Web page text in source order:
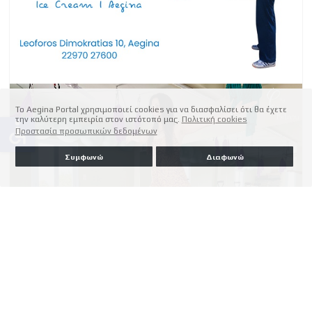
Το Aegina Portal χρησιμοποιεί cookies για να διασφαλίσει ότι θα έχετε
την καλύτερη εμπειρία στον ιστότοπό μας. Πολιτική cookies
Προστασία προσωπικών δεδομένων
Συμφωνώ Διαφωνώ
accessible